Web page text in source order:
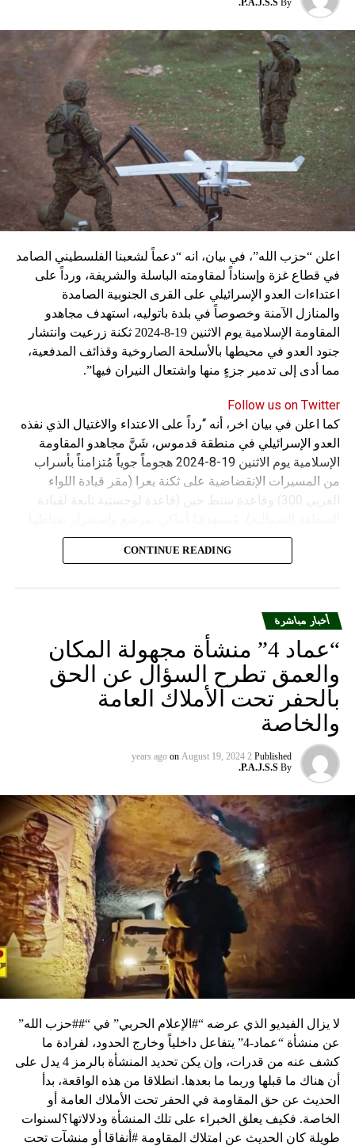
نسبه الحزب الى إسرائيل”.
By
P.A.J.S.S.
اعلن “حزب الله”، في بيان، انه “دعماً لشعبنا الفلسطيني الصامد
في قطاع غزة وإسناداً لمقاومته الباسلة ‌‏‌‏‌والشريفة، ورداً على
اعتداءات العدو الإسرائيلي على القرى الجنوبية الصامدة
والمنازل الآمنة وخصوصاً في بلدة باتوليه، استهدف مجاهدو
المقاومة الإسلامية يوم الاثنين 19-8-2024 ثكنة زرعيت وانتشار
جنود العدو في محيطها بالأسلحة الصاروخية وقذائف المدفعية،
مما أدى إلى تدمير جزءٍ منها واشتعال النيران فيها”.
Follow us on Twitter
كما اعلن في بيان اخر، أنه “رداً على الاعتداء والاغتيال الذي نفذه
العدو الإسرائيلي في منطقة قدموس، شَنَّ مجاهدو المقاومة
الإسلامية يوم الاثنين 19-8-2024 هجوماً جوياً مُتزامناً بأسراب
من المسيرات الإنقضاضية على ثكنة يعرا (مقر قيادة اللواء
الغربي 300) وقاعدة سنط جين (قاعدة لوجستية تابعة لقيادة
وجنودها وأصابت أهدافها بدقة وأوقعت فيهم عدداً من القتلى
CONTINUE READING
أخبار مباشرة
“عماد 4” منشأة مجهولة المكان
والعمق تطرح السؤال عن الحق
بالحفر تحت الأملاك العامة
والخاصة
Published
2 years ago
on August 19, 2024
By
P.A.J.S.S.
لا يزال الفيديو الذي عرضه “#الإعلام الحربي” في “##حزب الله”
عن منشأة “عماد-4” يتفاعل داخلياً وخارج الحدود، لفرادة ما
كشف عنه من قدرات، وإن يكن تحديد المنشأة بالرمز 4 يدل على
أن هناك ما قبلها وربما ما بعدها. انطلاقا من هذه الواقعة، بدأ
الحديث عن حق المقاومة في الحفر تحت الأملاك العامة أو
الخاصة. فكيف يعلق الخبراء على تلك المنشأة ودلالاتها؟لسنوات
طويلة كان الحديث عن امتلاك المقاومة #أنفاقا أو منشآت تحت